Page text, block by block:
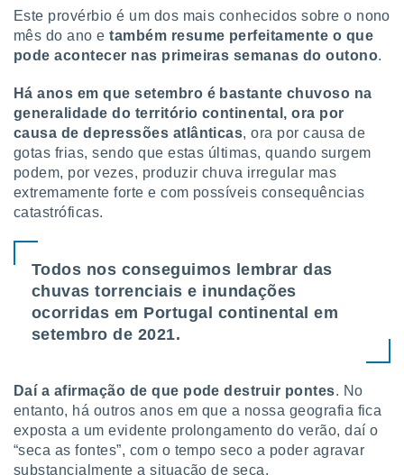
Pode
de
ao
através
nós e
para
e
como a
este sitio
possam
seus
com
Este provérbio é um dos mais conhecidos sobre o nono
mês do ano etambém resume perfeitamente o que
pode acontecer nas primeiras semanas do outono.
Há anos em que setembro é bastante chuvoso na
generalidade do território continental, ora por
causa de depressões atlânticas, ora por causa de
gotas frias, sendo que estas últimas, quando surgem
podem, por vezes, produzir chuva irregular mas
extremamente forte e com possíveis consequências
catastróficas.
Todos nos conseguimos lembrar das
chuvas torrenciais e inundações
ocorridas em Portugal continental em
setembro de 2021.
Daí a afirmação de que pode destruir pontes. No
entanto, há outros anos em que a nossa geografia fica
exposta a um evidente prolongamento do verão, daí o
“seca as fontes”, com o tempo seco a poder agravar
substancialmente a situação de seca.